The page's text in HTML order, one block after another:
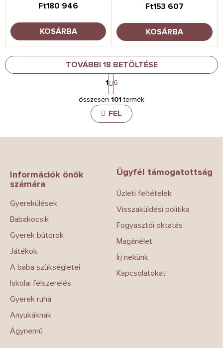
Ft180 946
KOSÁRBA
Ft153 607
KOSÁRBA
L
i
s
t
i
m
TOVÁBBI 18 BETÖLTÉSE
L
a
p
o
z
á
1
6
összesen 101 termék
FEL
Információk önök
számára
Gyerekülések
Babakocsik
Gyerek bútorok
Játékok
A baba szükségletei
Iskolai felszerelés
Gyerek ruha
Anyukáknak
Ágynemű
Ügyfél támogatottság
Üzleti feltételek
Visszaküldési politika
Fogyasztói oktatás
Magánélet
Írj nekünk
Kapcsolatokat